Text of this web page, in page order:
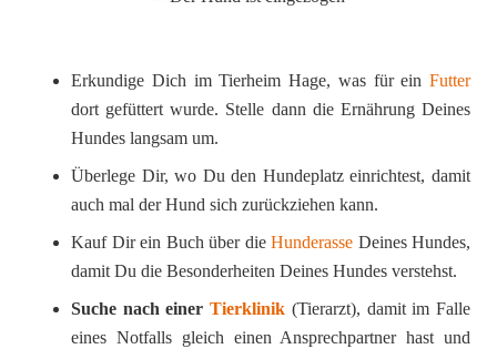
Erkundige Dich im Tierheim Hage, was für ein Futter
dort gefüttert wurde. Stelle dann die Ernährung Deines
Hundes langsam um.
Überlege Dir, wo Du den Hundeplatz einrichtest, damit
auch mal der Hund sich zurückziehen kann.
Kauf Dir ein Buch über die Hunderasse Deines Hundes,
damit Du die Besonderheiten Deines Hundes verstehst.
Suche nach einerTierklinik (Tierarzt), damit im Falle
eines Notfalls gleich einen Ansprechpartner hast und